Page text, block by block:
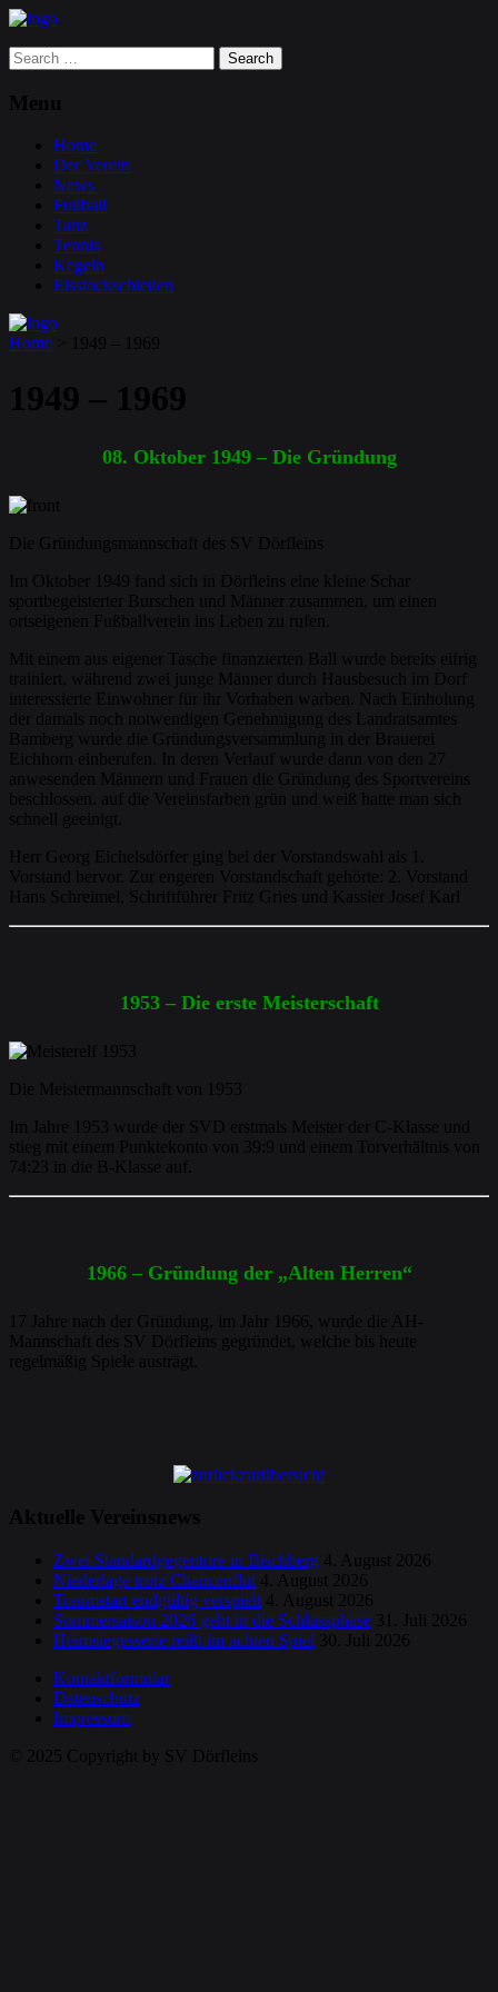
Search
for:
Menu
Home
Der Verein
News
Fußball
Tanz
Tennis
Kegeln
Eisstockschießen
Home 1949 – 1969
1949 – 1969
08. Oktober 1949 – Die Gründung
Die Gründungsmannschaft des SV Dörfleins
Im Oktober 1949 fand sich in Dörfleins eine kleine Schar
sportbegeisterter Burschen und Männer zusammen, um einen
ortseigenen Fußballverein ins Leben zu rufen.
Mit einem aus eigener Tasche finanzierten Ball wurde bereits eifrig
trainiert, während zwei junge Männer durch Hausbesuch im Dorf
interessierte Einwohner für ihr Vorhaben warben. Nach Einholung
der damals noch notwendigen Genehmigung des Landratsamtes
Bamberg wurde die Gründungsversammlung in der Brauerei
Eichhorn einberufen. In deren Verlauf wurde dann von den 27
anwesenden Männern und Frauen die Gründung des Sportvereins
beschlossen. auf die Vereinsfarben grün und weiß hatte man sich
schnell geeinigt.
Herr Georg Eichelsdörfer ging bei der Vorstandswahl als 1.
Vorstand hervor. Zur engeren Vorstandschaft gehörte: 2. Vorstand
Hans Schreimel, Schriftführer Fritz Gries und Kassier Josef Karl
1953 – Die erste Meisterschaft
Die Meistermannschaft von 1953
Im Jahre 1953 wurde der SVD erstmals Meister der C-Klasse und
stieg mit einem Punktekonto von 39:9 und einem Torverhältnis von
74:23 in die B-Klasse auf.
1966 – Gründung der „Alten Herren“
17 Jahre nach der Gründung, im Jahr 1966, wurde die AH-
Mannschaft des SV Dörfleins gegründet, welche bis heute
regelmäßig Spiele austrägt.
Aktuelle Vereinsnews
Zwei Standardgegentore in Bischberg 4. August 2026
Niederlage trotz Chancenflut 4. August 2026
Traumstart endgültig verspielt 4. August 2026
Sommersaison 2026 geht in die Schlussphase 31. Juli 2026
Heimsiegesserie reißt im achten Spiel
30. Juli 2026
Kontaktformular
Datenschutz
Impressum
© 2025 Copyright by SV Dörfleins